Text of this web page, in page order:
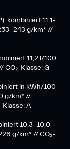
kombiniert 11,1-
243 g/km* //
11,2 l/100
CO₂-Klasse: G
in kWh/100
g/km* //
A
10,3-10,0
g/km* // CO₂-